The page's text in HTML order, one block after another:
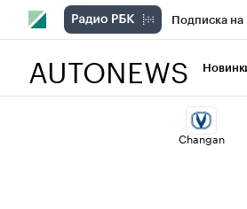
Подписка на
Кредитные
AUTONEWS
Changan